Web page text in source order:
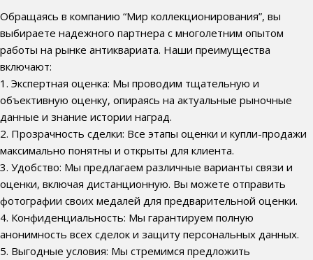
Обращаясь в компанию “Мир коллекционирования”, вы
выбираете надежного партнера с многолетним опытом
работы на рынке антиквариата. Наши преимущества
включают:
1. Экспертная оценка: Мы проводим тщательную и
объективную оценку, опираясь на актуальные рыночные
данные и знание истории наград.
2. Прозрачность сделки: Все этапы оценки и купли-продажи
максимально понятны и открыты для клиента.
3. Удобство: Мы предлагаем различные варианты связи и
оценки, включая дистанционную. Вы можете отправить
фотографии своих медалей для предварительной оценки.
4. Конфиденциальность: Мы гарантируем полную
анонимность всех сделок и защиту персональных данных.
5. Выгодные условия: Мы стремимся предложить